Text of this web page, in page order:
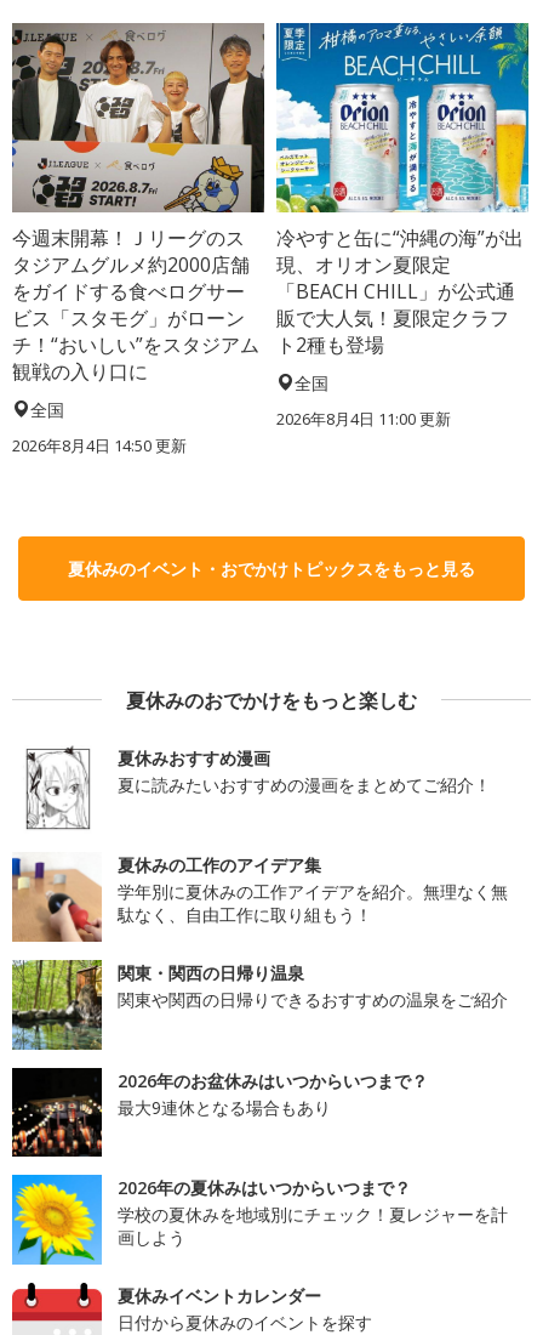
今週末開幕！Ｊリーグのス
タジアムグルメ約2000店舗
をガイドする食べログサー
ビス「スタモグ」がローン
チ！“おいしい”をスタジアム
観戦の入り口に
全国
2026年8月4日 14:50更新
冷やすと缶に“沖縄の海”が出
現、オリオン夏限定
「BEACH CHILL」が公式通
販で大人気！夏限定クラフ
ト2種も登場
全国
2026年8月4日 11:00更新
夏休みのイベント・おでかけトピックスをもっと見る
夏休みのおでかけをもっと楽しむ
夏休みおすすめ漫画
夏に読みたいおすすめの漫画をまとめてご紹介！
夏休みの工作のアイデア集
学年別に夏休みの工作アイデアを紹介。無理なく無
駄なく、自由工作に取り組もう！
関東・関西の日帰り温泉
関東や関西の日帰りできるおすすめの温泉をご紹介
2026年のお盆休みはいつからいつまで？
最大9連休となる場合もあり
2026年の夏休みはいつからいつまで？
学校の夏休みを地域別にチェック！夏レジャーを計
画しよう
夏休みイベントカレンダー
日付から夏休みのイベントを探す